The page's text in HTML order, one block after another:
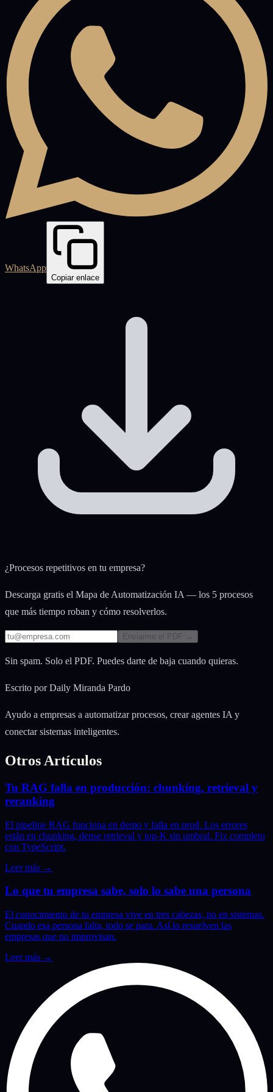
WhatsApp
Copiar enlace
¿Procesos repetitivos en tu empresa?
Descarga gratis el Mapa de Automatización IA — los 5 procesos
que más tiempo roban y cómo resolverlos.
Enviarme el PDF →
Sin spam. Solo el PDF. Puedes darte de baja cuando quieras.
Escrito por Daily Miranda Pardo
Ayudo a empresas a automatizar procesos, crear agentes IA y
conectar sistemas inteligentes.
Otros Artículos
Tu RAG falla en producción: chunking, retrieval y
reranking
El pipeline RAG funciona en demo y falla en prod. Los errores
están en chunking, dense retrieval y top-K sin umbral. Fix completo
con TypeScript.
Leer más →
Lo que tu empresa sabe, solo lo sabe una persona
El conocimiento de tu empresa vive en tres cabezas, no en sistemas.
Cuando esa persona falta, todo se para. Así lo resuelven las
empresas que no improvisan.
Leer más →